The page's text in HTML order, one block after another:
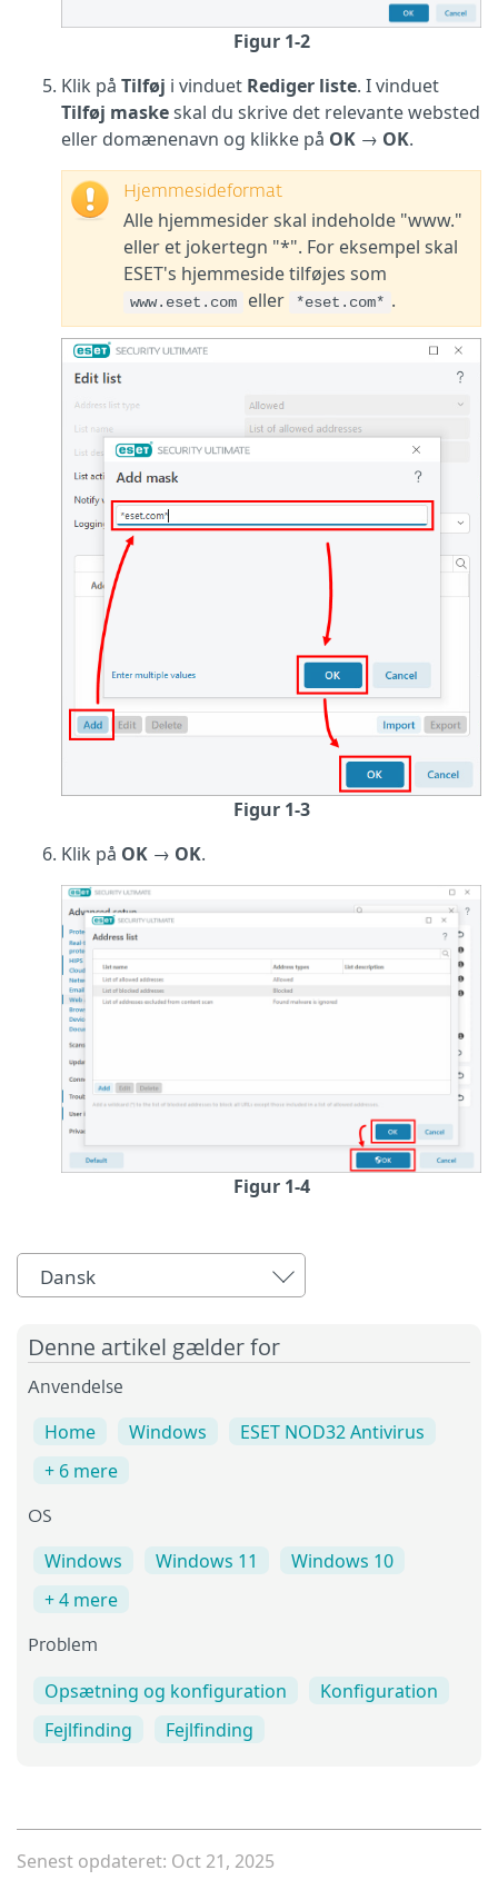
Figur 1-2
Klik på Tilføj i vinduet Rediger liste. I vinduet
Tilføj maskeskal du skrive det relevante websted
eller domænenavn og klikke på OK → OK.
Hjemmesideformat
Alle hjemmesider skal indeholde "www."
eller et jokertegn "*". For eksempel skal
ESET's hjemmeside tilføjes som
www.eset.com eller *eset.com* .
Figur 1-3
Klik på OK → OK.
Figur 1-4
Dansk
Denne artikel gælder for
Anvendelse
Home Windows
ESET NOD32 Antivirus
+ 6 mere
OS
Windows Windows 11
Windows 10
+ 4 mere
Problem
Opsætning og konfiguration
Konfiguration
Fejlfinding
Fejlfinding
Senest opdateret: Oct 21, 2025